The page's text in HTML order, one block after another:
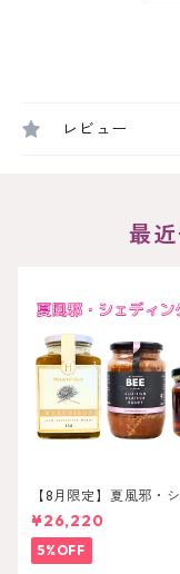
レビュー
最
【8月限定】夏風邪・
ンングセット
¥26,220
5%OFF